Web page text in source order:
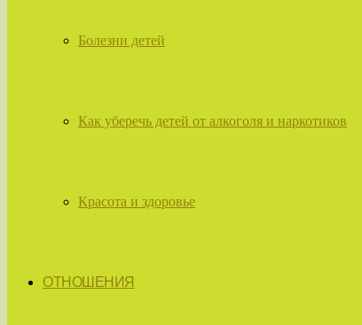
Болезни детей
Как уберечь детей от алкоголя и наркотиков
Красота и здоровье
ОТНОШЕНИЯ